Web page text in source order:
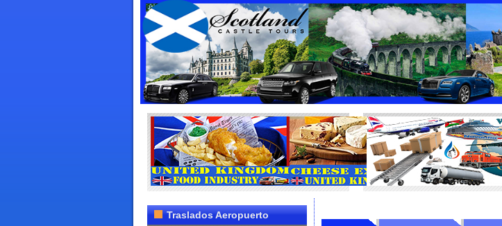
Traslados Aeropuerto